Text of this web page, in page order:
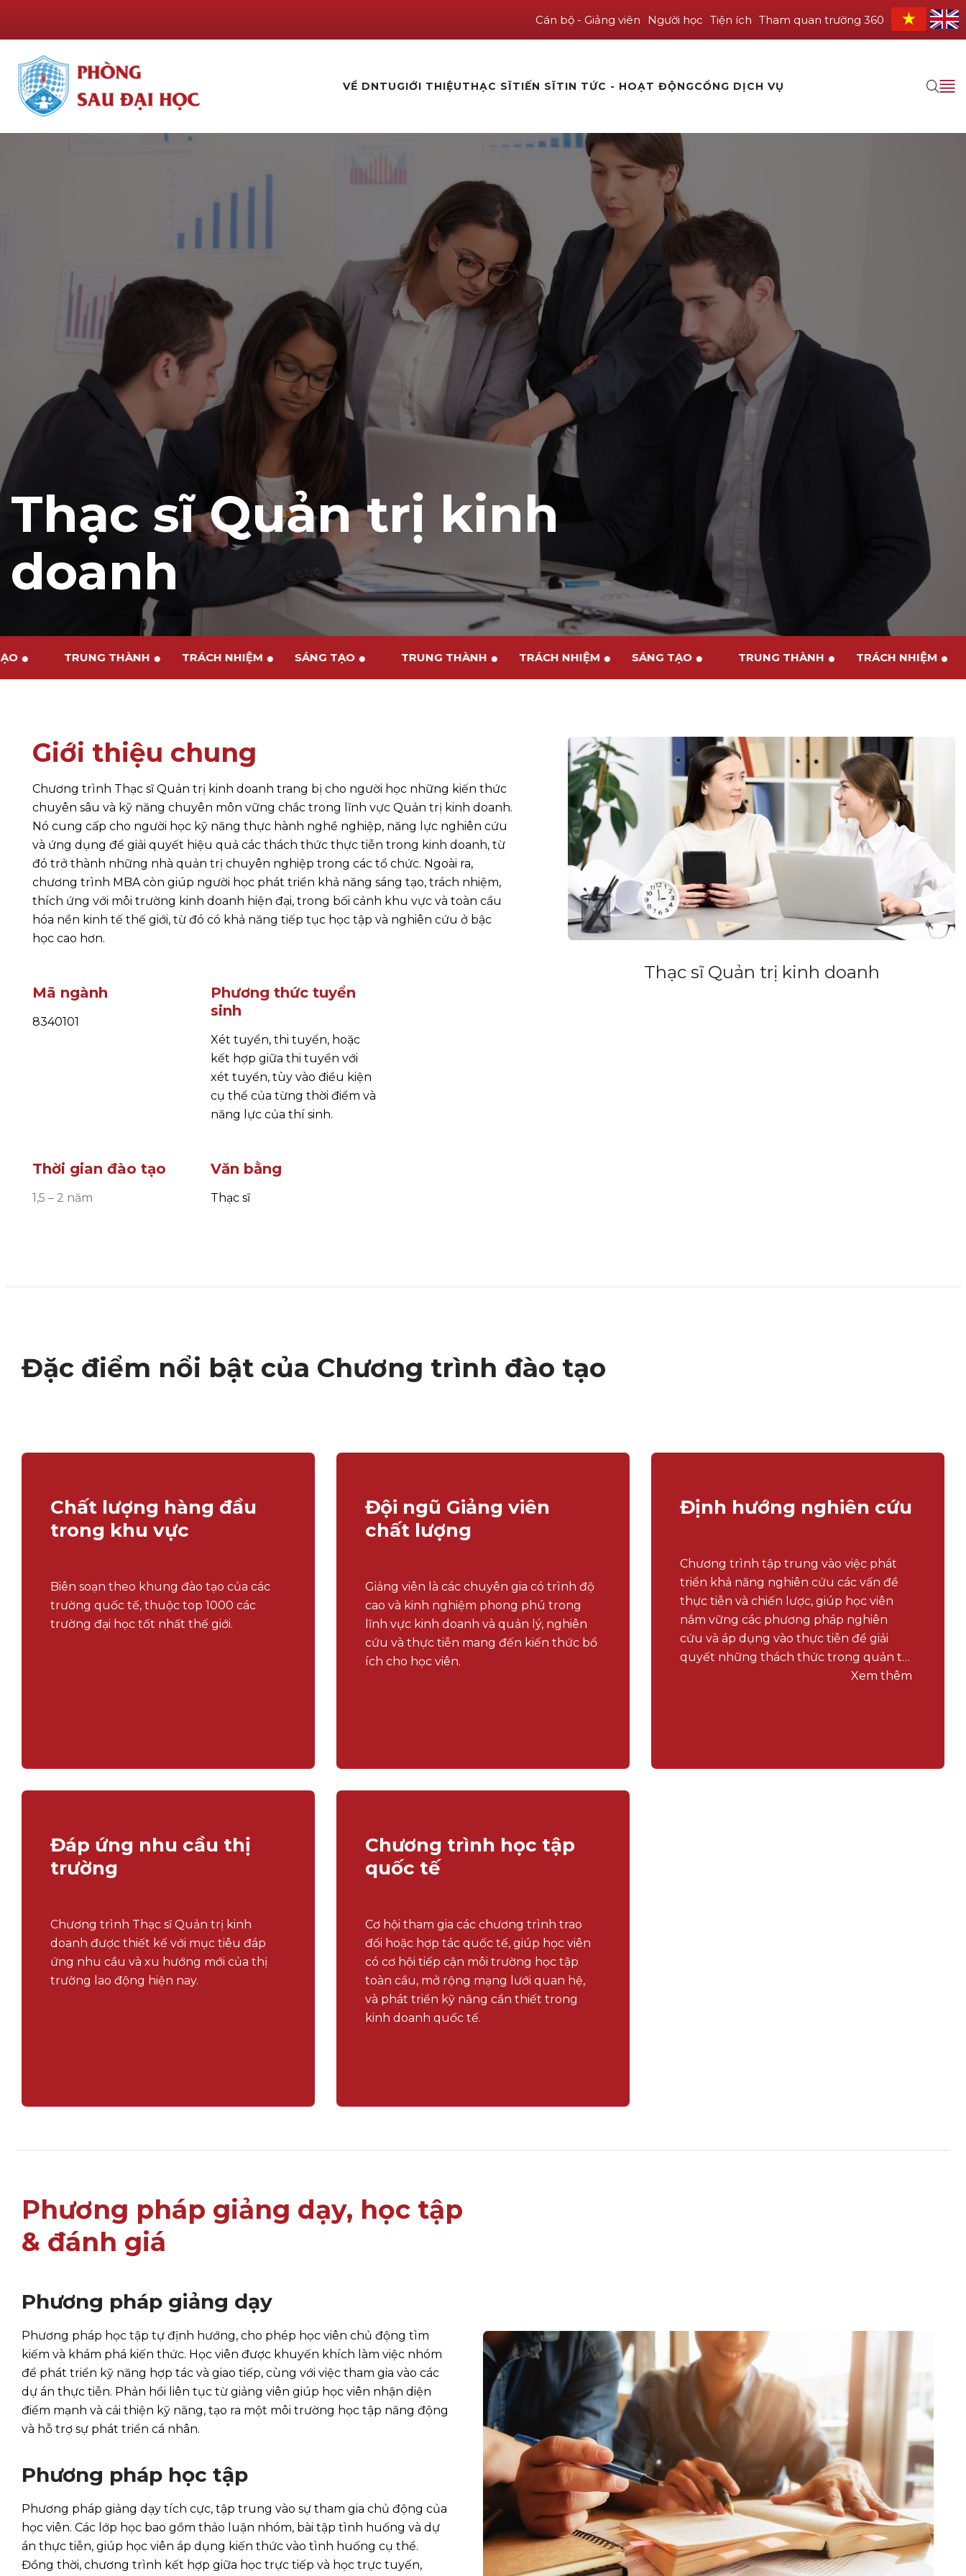
Cán bộ - Giảng viên Người học Tiện ích Tham quan trường 360
VỀ DNTUGIỚI THIỆUTHẠC SĨTIẾN SĨTIN TỨC - HOẠT ĐỘNGCỔNG DỊCH VỤ
Thạc sĩ Quản trị kinh
doanh
TẠO TRUNG THÀNH TRÁCH NHIỆM SÁNG TẠO TRUNG THÀNH TRÁCH NHIỆM SÁNG TẠO TRUNG THÀNH TRÁCH NHIỆM
Giới thiệu chung
Chương trình Thạc sĩ Quản trị kinh doanh trang bị cho người học những kiến thức
chuyên sâu và kỹ năng chuyên môn vững chắc trong lĩnh vực Quản trị kinh doanh.
Nó cung cấp cho người học kỹ năng thực hành nghề nghiệp, năng lực nghiên cứu
và ứng dụng để giải quyết hiệu quả các thách thức thực tiễn trong kinh doanh, từ
đó trở thành những nhà quản trị chuyên nghiệp trong các tổ chức. Ngoài ra,
chương trình MBA còn giúp người học phát triển khả năng sáng tạo, trách nhiệm,
thích ứng với môi trường kinh doanh hiện đại, trong bối cảnh khu vực và toàn cầu
hóa nền kinh tế thế giới, từ đó có khả năng tiếp tục học tập và nghiên cứu ở bậc
học cao hơn.
Mã ngành
8340101
Phương thức tuyển
sinh
Xét tuyển, thi tuyển, hoặc
kết hợp giữa thi tuyển với
xét tuyển, tùy vào điều kiện
cụ thể của từng thời điểm và
năng lực của thí sinh.
Thời gian đào tạo
1,5 – 2 năm
Văn bằng
Thạc sĩ
Thạc sĩ Quản trị kinh doanh
Đặc điểm nổi bật của Chương trình đào tạo
Chất lượng hàng đầu
trong khu vực
Biên soạn theo khung đào tạo của các
trường quốc tế, thuộc top 1000 các
trường đại học tốt nhất thế giới.
Đội ngũ Giảng viên
chất lượng
Giảng viên là các chuyên gia có trình độ
cao và kinh nghiệm phong phú trong
lĩnh vực kinh doanh và quản lý, nghiên
cứu và thực tiễn mang đến kiến thức bổ
ích cho học viên.
Định hướng nghiên cứu
Chương trình tập trung vào việc phát
triển khả năng nghiên cứu các vấn đề
thực tiễn và chiến lược, giúp học viên
nắm vững các phương pháp nghiên
cứu và áp dụng vào thực tiễn để giải
quyết những thách thức trong quản trị
Xem thêm
Đáp ứng nhu cầu thị
trường
Chương trình Thạc sĩ Quản trị kinh
doanh được thiết kế với mục tiêu đáp
ứng nhu cầu và xu hướng mới của thị
trường lao động hiện nay.
Chương trình học tập
quốc tế
Cơ hội tham gia các chương trình trao
đổi hoặc hợp tác quốc tế, giúp học viên
có cơ hội tiếp cận môi trường học tập
toàn cầu, mở rộng mạng lưới quan hệ,
và phát triển kỹ năng cần thiết trong
kinh doanh quốc tế.
Phương pháp giảng dạy, học tập
& đánh giá
Phương pháp giảng dạy
Phương pháp học tập tự định hướng, cho phép học viên chủ động tìm
kiếm và khám phá kiến thức. Học viên được khuyến khích làm việc nhóm
để phát triển kỹ năng hợp tác và giao tiếp, cùng với việc tham gia vào các
dự án thực tiễn. Phản hồi liên tục từ giảng viên giúp học viên nhận diện
điểm mạnh và cải thiện kỹ năng, tạo ra một môi trường học tập năng động
và hỗ trợ sự phát triển cá nhân.
Phương pháp học tập
Phương pháp giảng dạy tích cực, tập trung vào sự tham gia chủ động của
học viên. Các lớp học bao gồm thảo luận nhóm, bài tập tình huống và dự
án thực tiễn, giúp học viên áp dụng kiến thức vào tình huống cụ thể.
Đồng thời, chương trình kết hợp giữa học trực tiếp và học trực tuyến,